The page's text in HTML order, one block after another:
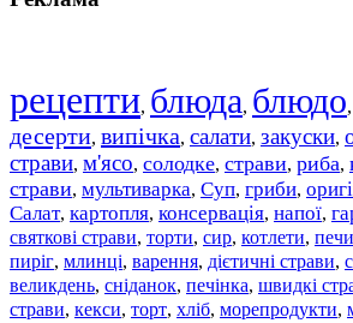
рецепти, блюда, блюдо,
десерти, випічка, салати, закуски,
страви, м'ясо, солодке, страви, риба,
страви, мультиварка, Суп, гриби,
Салат, картопля, консервація, напої,
святкові страви, торти, сир, котлети,
пиріг, млинці, варення, дієтичні страви,
великдень, сніданок, печінка, швидкі
страви, кекси, торт, хліб, морепродукти,